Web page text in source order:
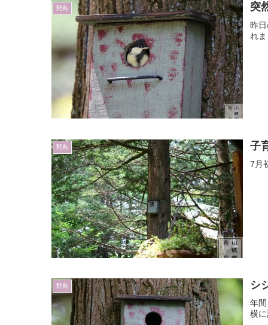
野鳥 突
昨
れ
野鳥 子
7月
野鳥 シ
年
横